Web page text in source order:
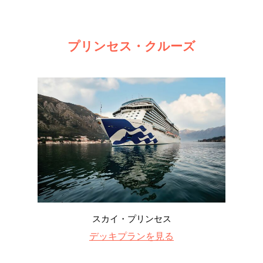
プリンセス・クルーズ
スカイ・プリンセス
デッキプランを見る